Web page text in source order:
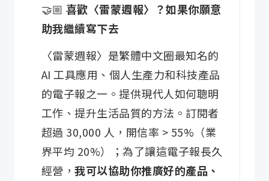
🤝🏼 喜歡〈雷蒙週報〉？如果你願意
助我繼續寫下去
〈雷蒙週報〉是繁體中文圈最知名的
AI 工具應用、個人生產力和科技產品
的電子報之一。提供現代人如何聰明
工作、提升生活品質的方法。訂閱者
超過 30,000 人，開信率 > 55%（業
界平均 20%）；為了讓這電子報長久
經營，我可以協助你推廣好的產品、